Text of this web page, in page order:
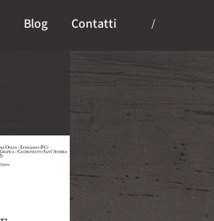
Blog Contatti /